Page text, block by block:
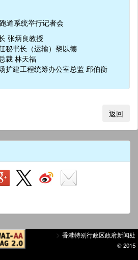
道系统举行记者会
张炳良教授
秘书长（运输）黎以德
裁 林天福
扩建工程统筹办公室总监 邱伯衡
返回
> 香港特别行政区政府新闻处
© 2015